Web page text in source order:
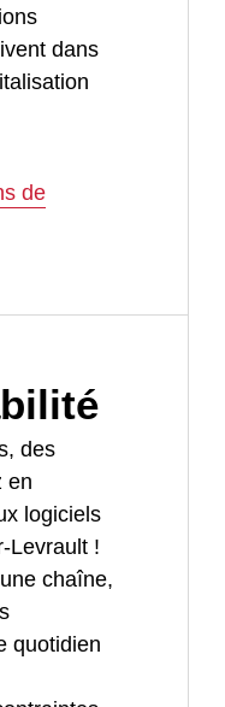
dans
de
des
en
logiciels
Levrault !
chaîne,
quotidien